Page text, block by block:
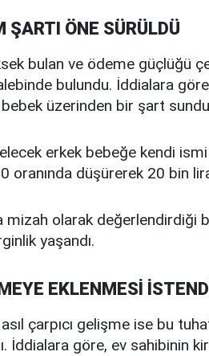
ŞARTI ÖNE SÜRÜLDÜ
bulan ve ödeme güçlüğü
bulundu. İddialara
üzerinden bir şart
erkek bebeğe kendi
oranında düşürerek 20 bin
olarak değerlendirdiği
yaşandı.
EKLENMESİ
çarpıcı gelişme ise bu
İddialara göre, ev sahibinin